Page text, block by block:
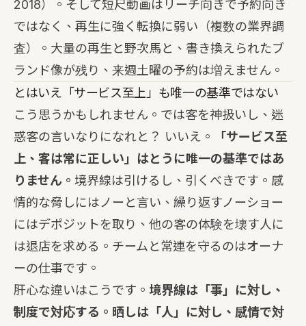
2018）。そして短尺動画はリーチ向きで予約向き
ではなく、再生に強く転換に弱い（複数の業界調
査）。大量の再生と野次馬と、書き換えられたブ
ランド像が残り、来週土曜の予約は増えません。
とはいえ「サービス至上」も唯一の基準ではない
こう思うかもしれません。では客を神扱いし、迷
惑客の言いなりになれと？ いいえ。
「サービス至
上、客は常に正しい」はとうに唯一の基準ではあ
りません。 境界線は引けるし、引くべきです。感
情的な脅しにはノーと言い、繰り返すノーショー
にはデポジットを取り、他の客の体験を壊す人に
は退店を求める。チームと常連を守るのはオーナ
ーの仕事です。
肝心な違いはこうです。 境界線は「事」に対し、
制度で対応する。晒しは「人」に対し、感情で対